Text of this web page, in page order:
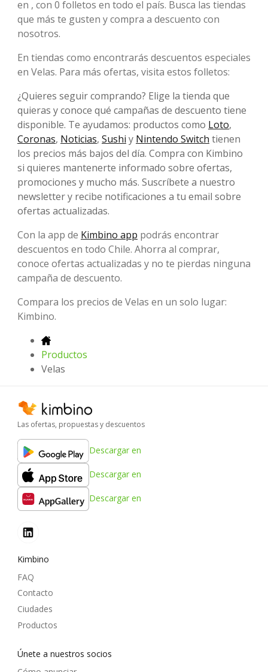
en , con 0 folletos en todo el país. Busca las tiendas
que más te gusten y compra a descuento con
nosotros.
En tiendas como encontrarás descuentos especiales
en Velas. Para más ofertas, visita estos folletos:
¿Quieres seguir comprando? Elige la tienda que
quieras y conoce qué campañas de descuento tiene
disponible. Te ayudamos: productos como Loto,
Coronas, Noticias, Sushi y Nintendo Switch tienen
los precios más bajos del día. Compra con Kimbino
si quieres mantenerte informado sobre ofertas,
promociones y mucho más. Suscríbete a nuestro
newsletter y recibe notificaciones a tu email sobre
ofertas actualizadas.
Con la app de Kimbino app podrás encontrar
descuentos en todo Chile. Ahorra al comprar,
conoce ofertas actualizadas y no te pierdas ninguna
campaña de descuento.
Compara los precios de Velas en un solo lugar:
Kimbino.
Productos
Velas
Las ofertas, propuestas y descuentos
Descargar en
Descargar en
Descargar en
Kimbino
FAQ
Contacto
Ciudades
Productos
Únete a nuestros socios